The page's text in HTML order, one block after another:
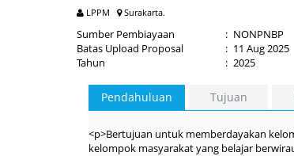
LPPM Surakarta.
Sumber Pembiayaan : NONPNBP
Batas Upload Proposal
: 11 Aug 2025
Tahun
: 2025
Pendahuluan Tujuan
<p>Bertujuan untuk memberdayakan
kelompok masyarakat yang belajar